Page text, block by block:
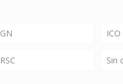
GN ICO
RSC Sin